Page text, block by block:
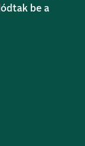
be a